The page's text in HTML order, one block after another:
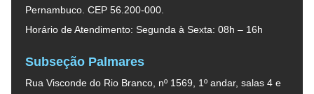
Pernambuco. CEP 56.200-000.
Horário de Atendimento: Segunda à Sexta: 08h – 16h
Subseção Palmares
Rua Visconde do Rio Branco, nº 1569, 1º andar, salas 4 e